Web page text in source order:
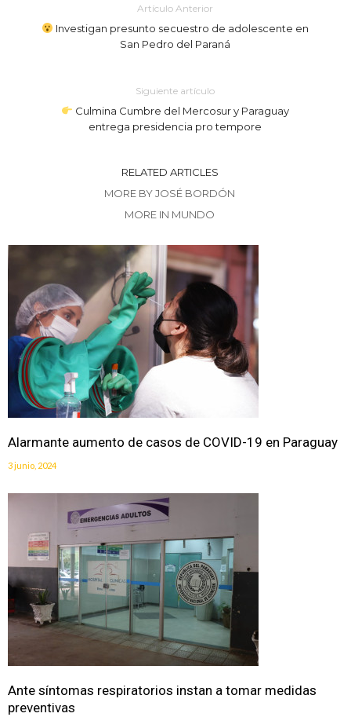
Artículo Anterior
Investigan presunto secuestro de adolescente en
San Pedro del Paraná
Siguiente artículo
Culmina Cumbre del Mercosur y Paraguay
entrega presidencia pro tempore
RELATED ARTICLES
MORE BY JOSÉ BORDÓN
MORE IN MUNDO
Alarmante aumento de casos de COVID-19 en Paraguay
3 junio, 2024
Ante síntomas respiratorios instan a tomar medidas
preventivas